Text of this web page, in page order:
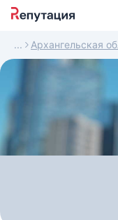
Архангельская